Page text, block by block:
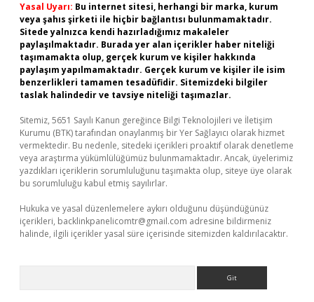
Yasal Uyarı: Bu internet sitesi, herhangi bir marka, kurum
veya şahıs şirketi ile hiçbir bağlantısı bulunmamaktadır.
Sitede yalnızca kendi hazırladığımız makaleler
paylaşılmaktadır. Burada yer alan içerikler haber niteliği
taşımamakta olup, gerçek kurum ve kişiler hakkında
paylaşım yapılmamaktadır. Gerçek kurum ve kişiler ile isim
benzerlikleri tamamen tesadüfidir. Sitemizdeki bilgiler
taslak halindedir ve tavsiye niteliği taşımazlar.
Sitemiz, 5651 Sayılı Kanun gereğince Bilgi Teknolojileri ve İletişim
Kurumu (BTK) tarafından onaylanmış bir Yer Sağlayıcı olarak hizmet
vermektedir. Bu nedenle, sitedeki içerikleri proaktif olarak denetleme
veya araştırma yükümlülüğümüz bulunmamaktadır. Ancak, üyelerimiz
yazdıkları içeriklerin sorumluluğunu taşımakta olup, siteye üye olarak
bu sorumluluğu kabul etmiş sayılırlar.
Hukuka ve yasal düzenlemelere aykırı olduğunu düşündüğünüz
içerikleri, backlinkpanelicomtr@gmail.com adresine bildirmeniz
halinde, ilgili içerikler yasal süre içerisinde sitemizden kaldırılacaktır.